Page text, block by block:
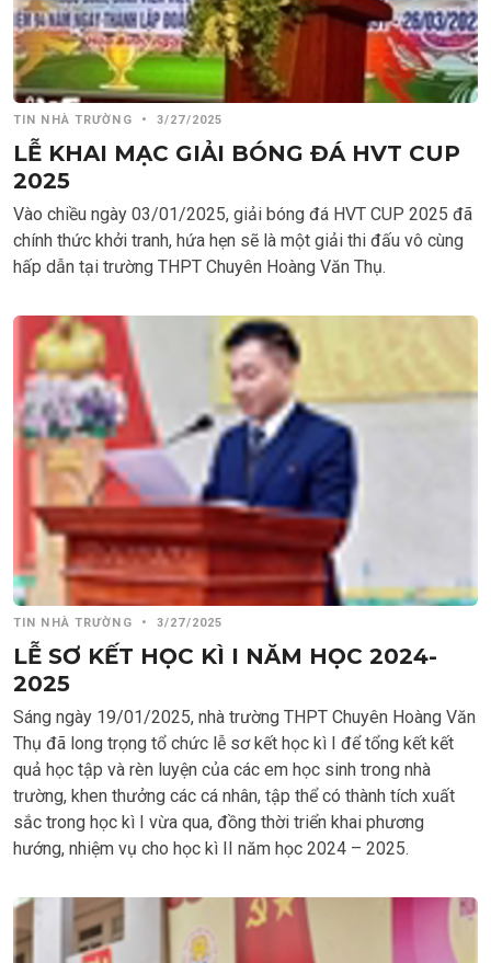
TIN NHÀ TRƯỜNG • 3/27/2025
LỄ KHAI MẠC GIẢI BÓNG ĐÁ HVT CUP
2025
Vào chiều ngày 03/01/2025, giải bóng đá HVT CUP 2025 đã
chính thức khởi tranh, hứa hẹn sẽ là một giải thi đấu vô cùng
hấp dẫn tại trường THPT Chuyên Hoàng Văn Thụ.
TIN NHÀ TRƯỜNG • 3/27/2025
LỄ SƠ KẾT HỌC KÌ I NĂM HỌC 2024-
2025
Sáng ngày 19/01/2025, nhà trường THPT Chuyên Hoàng Văn
Thụ đã long trọng tổ chức lễ sơ kết học kì I để tổng kết kết
quả học tập và rèn luyện của các em học sinh trong nhà
trường, khen thưởng các cá nhân, tập thể có thành tích xuất
sắc trong học kì I vừa qua, đồng thời triển khai phương
hướng, nhiệm vụ cho học kì II năm học 2024 – 2025.